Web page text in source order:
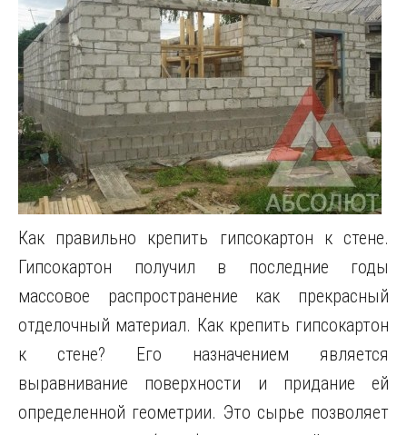
Как правильно крепить гипсокартон к стене.
Гипсокартон получил в последние годы
массовое распространение как прекрасный
отделочный материал. Как крепить гипсокартон
к стене? Его назначением является
выравнивание поверхности и придание ей
определенной геометрии. Это сырье позволяет